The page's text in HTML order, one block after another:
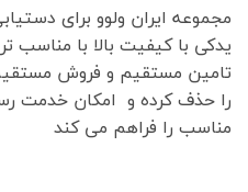
مجموعه ایران ولوو برای
یدکی با کیفیت بالا با
تامین مستقیم و فروش
را حذف کرده و امکان خدمت
مناسب را فراهم می کند